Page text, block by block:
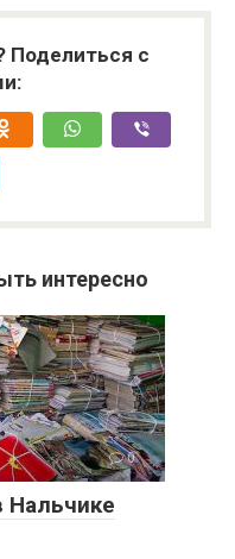
Поделиться с
интересно
0
Нальчике